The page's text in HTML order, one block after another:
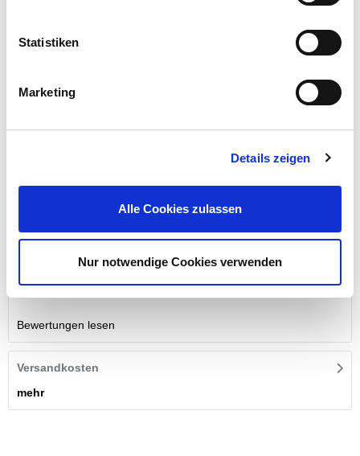
Statistiken
Marketing
Details zeigen
Alle Cookies zulassen
Nur notwendige Cookies verwenden
Der Balkonkastenuntersetzer wurde aus hochwertigem
mehr
Bewertungen
Bewertungen lesen
Versandkosten
mehr